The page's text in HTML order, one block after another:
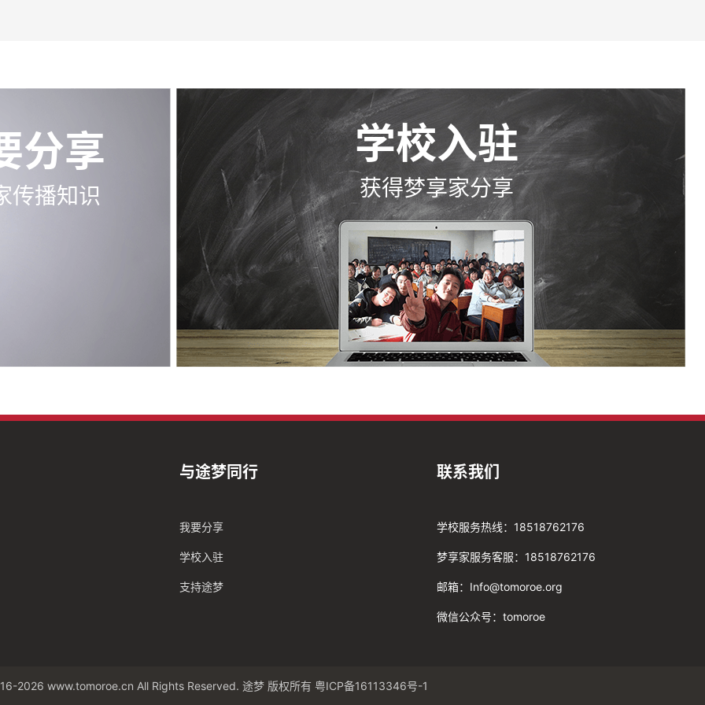
分享
传播知识
学校入驻
获得梦享家分享
与途梦同行
我要分享
学校入驻
支持途梦
联系我们
学校服务热线：18518762176
梦享家服务客服：18518762176
邮箱：Info@tomoroe.org
微信公众号：tomoroe
2026 www.tomoroe.cn All Rights Reserved. 途梦 版权所有 粤ICP备16113346号-1